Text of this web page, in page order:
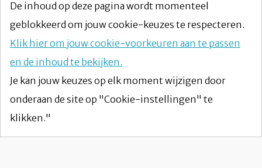
De inhoud op deze pagina wordt momenteel
geblokkeerd om jouw cookie-keuzes te respecteren.
Klik hier om jouw cookie-voorkeuren aan te passen
en de inhoud te bekijken.
Je kan jouw keuzes op elk moment wijzigen door
onderaan de site op "Cookie-instellingen" te
klikken."